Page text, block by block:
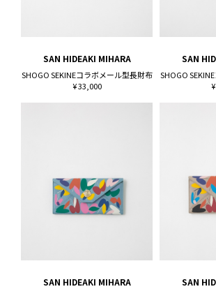
SAN HIDEAKI MIHARA
SHOGO SEKINEコラボメール型長財布
¥ 33,000
SAN
SHOGO
SAN HIDEAKI MIHARA SAN